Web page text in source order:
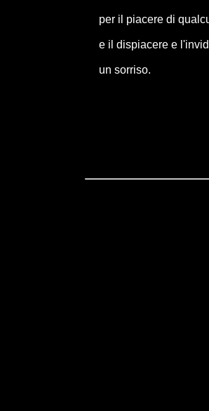
per il piacere di
e il dispiacere e
un sorriso.